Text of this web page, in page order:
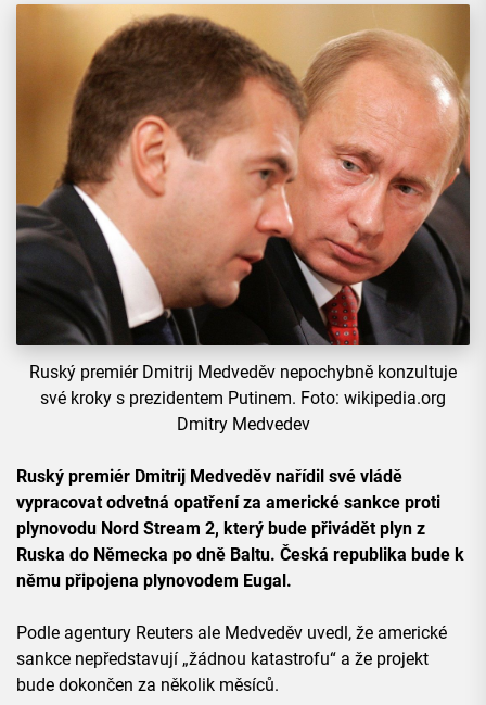
Ruský premiér Dmitrij Medveděv nepochybně konzultuje
své kroky s prezidentem Putinem. Foto: wikipedia.org
Dmitry Medvedev
Ruský premiér Dmitrij Medveděv nařídil své vládě
vypracovat odvetná opatření za americké sankce proti
plynovodu Nord Stream 2, který bude přivádět plyn z
Ruska do Německa po dně Baltu. Česká republika bude k
němu připojena plynovodem Eugal.
Podle agentury Reuters ale Medveděv uvedl, že americké
sankce nepředstavují „žádnou katastrofu“ a že projekt
bude dokončen za několik měsíců.